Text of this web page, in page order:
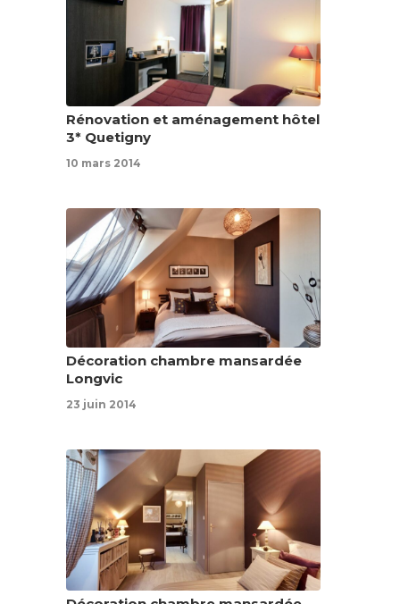
Rénovation et aménagement hôtel
3* Quetigny
10 mars 2014
Décoration chambre mansardée
Longvic
23 juin 2014